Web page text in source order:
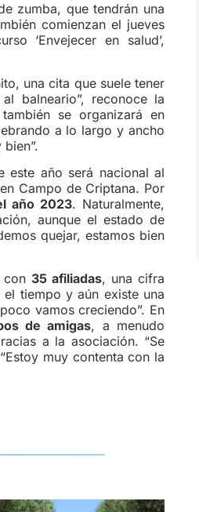
zumba, que tendrán una
comienzan el jueves
‘Envejecer en salud’,
una cita que suele tener
balneario”, reconoce la
se organizará en
a lo largo y ancho
año será nacional al
Campo de Criptana. Por
año 2023. Naturalmente,
aunque el estado de
quejar, estamos bien
35 afiliadas, una cifra
tiempo y aún existe una
vamos creciendo”. En
de amigas, a menudo
a la asociación. “Se
muy contenta con la